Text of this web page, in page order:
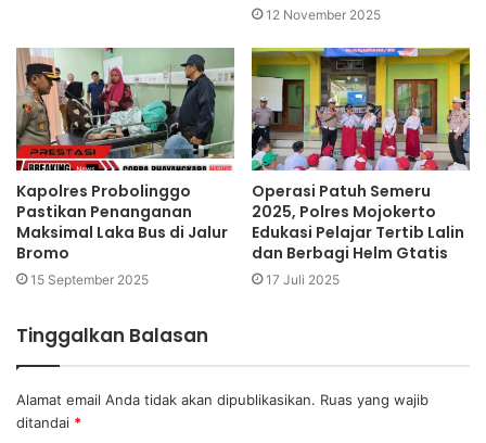
12 November 2025
Kapolres Probolinggo
Pastikan Penanganan
Maksimal Laka Bus di Jalur
Bromo
15 September 2025
Operasi Patuh Semeru
2025, Polres Mojokerto
Edukasi Pelajar Tertib Lalin
dan Berbagi Helm Gtatis
17 Juli 2025
Tinggalkan Balasan
Alamat email Anda tidak akan dipublikasikan. Ruas yang wajib
ditandai *